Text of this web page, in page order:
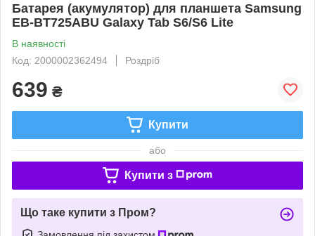
Батарея (акумулятор) для планшета Samsung
EB-BT725ABU Galaxy Tab S6/S6 Lite
В наявності
Код: 2000002362494
Роздріб
639 ₴
Купити
або
Купити з
Що таке купити з Пром?